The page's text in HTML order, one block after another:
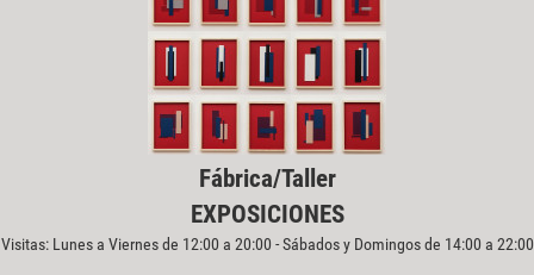
Fábrica/Taller
EXPOSICIONES
Visitas: Lunes a Viernes de 12:00 a 20:00 - Sábados y Domingos de 14:00 a 22:00